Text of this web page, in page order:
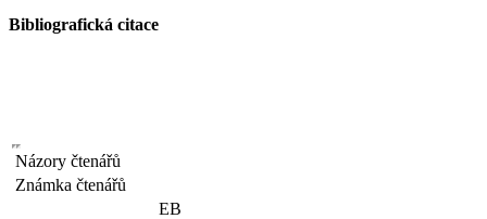
Bibliografická citace
Názory čtenářů
Známka čtenářů
EB